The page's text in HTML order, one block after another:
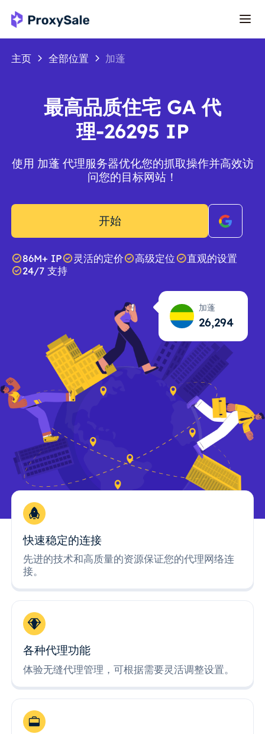
主页 全部位置 加蓬
最高品质住宅 GA 代
理-26295 IP
使用 加蓬 代理服务器优化您的抓取操作并高效访
问您的目标网站！
开始
86M+ IP 灵活的定价 高级定位
直观的设置
24/7 支持
加蓬
26,295
快速稳定的连接
先进的技术和高质量的资源保证您的代理网络连
接。
各种代理功能
体验无缝代理管理，可根据需要灵活调整设置。